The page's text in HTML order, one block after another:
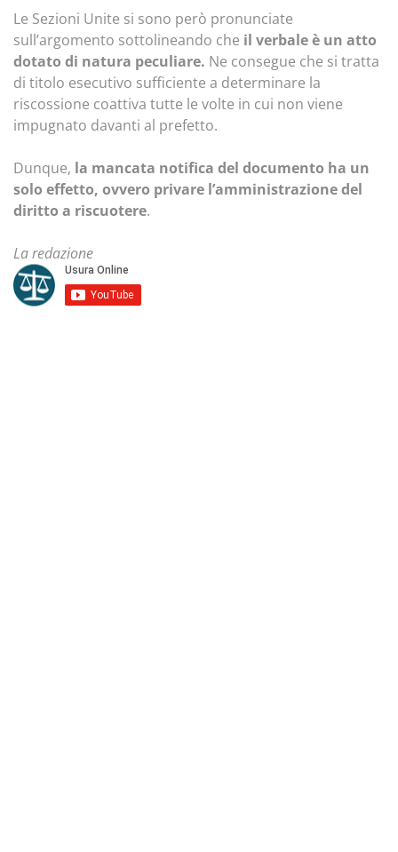
Le Sezioni Unite si sono però pronunciate
sull’argomento sottolineando che il verbale è un atto
dotato di natura peculiare. Ne consegue che si tratta
di titolo esecutivo sufficiente a determinare la
riscossione coattiva tutte le volte in cui non viene
impugnato davanti al prefetto.
Dunque, la mancata notifica del documento ha un
solo effetto, ovvero privare l’amministrazione del
diritto a riscuotere.
La redazione